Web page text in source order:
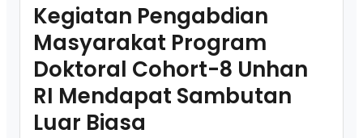
Kegiatan Pengabdian
Masyarakat Program
Doktoral Cohort-8 Unhan
RI Mendapat Sambutan
Luar Biasa